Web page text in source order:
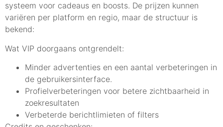
systeem voor cadeaus en boosts. De prijzen kunnen
variëren per platform en regio, maar de structuur is
bekend:
Wat VIP doorgaans ontgrendelt:
Minder advertenties en een aantal verbeteringen in
de gebruikersinterface.
Profielverbeteringen voor betere zichtbaarheid in
zoekresultaten
Verbeterde berichtlimieten of filters